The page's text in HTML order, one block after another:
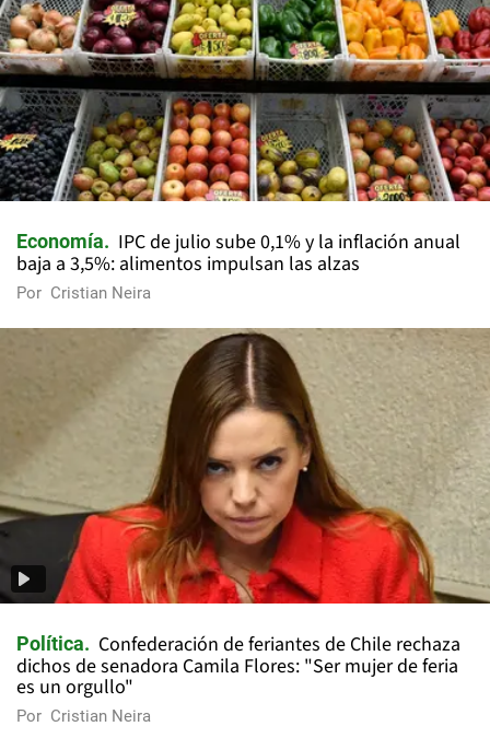
Economía
IPC de julio sube 0,1% y la inflación anual
baja a 3,5%: alimentos impulsan las alzas
Por Cristian Neira
Política
Confederación de feriantes de Chile rechaza
dichos de senadora Camila Flores: "Ser mujer de feria
es un orgullo"
Por Cristian Neira